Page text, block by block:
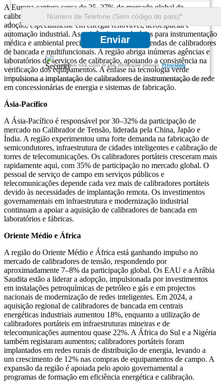
Enviar
Garantimos total sigilo de suas informações pessoais.Privacidade
A Europa captura cerca de 25–27% do mercado global de
calibradores de tensão. Alemanha, França e Reino Unido lideram a
adoção, especialmente em energia renovável, aeroespacial e
automação industrial. As exigências regulatórias para instrumentação
médica e ambiental precisa impulsionaram as vendas de calibradores
de bancada e multifuncionais. A região abriga inúmeras agências e
laboratórios de serviços de calibração, apoiando a consistência na
verificação dos equipamentos. A ênfase na tecnologia verde
impulsiona a implantação de calibradores de instrumentação de rede
em concessionárias de energia e sistemas de fabricação.
Ásia-Pacífico
A Ásia-Pacífico é responsável por 30–32% da participação de
mercado no Calibrador de Tensão, liderada pela China, Japão e
Índia. A região experimentou uma forte demanda na fabricação de
semicondutores, infraestrutura de cidades inteligentes e calibração de
torres de telecomunicações. Os calibradores portáteis cresceram mais
rapidamente aqui, com 35% de participação no mercado global. O
pessoal de serviço de campo em serviços públicos e
telecomunicações depende cada vez mais de calibradores portáteis
devido às necessidades de implantação remota. Os investimentos
governamentais em infraestrutura e modernização industrial
continuam a apoiar a aquisição de calibradores de bancada em
laboratórios e fábricas.
Oriente Médio e África
A região do Oriente Médio e África está ganhando impulso no
mercado de calibradores de tensão, respondendo por
aproximadamente 7–8% da participação global. Os EAU e a Arábia
Saudita estão a liderar a adopção, impulsionada por investimentos
em instalações petroquímicas de petróleo e gás e em projectos
nacionais de modernização de redes inteligentes. Em 2024, a
aquisição regional de calibradores de bancada em centrais
energéticas industriais aumentou 18%, enquanto a utilização de
calibradores portáteis em infraestruturas mineiras e de
telecomunicações aumentou quase 22%. A África do Sul e a Nigéria
também registaram aumentos; calibradores portáteis foram
implantados em redes rurais de distribuição de energia, levando a
um crescimento de 12% nas compras de equipamentos de campo. A
expansão da região é apoiada pelo apoio governamental a
programas de formação em eficiência energética e calibração.